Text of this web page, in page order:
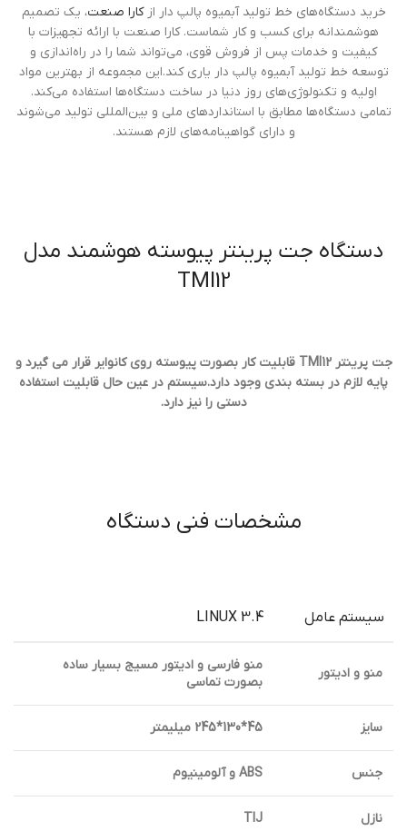
خرید دستگاه‌های خط تولید آبمیوه پالپ دار ازکارا صنعت، یک تصمیم
هوشمندانه برای کسب و کار شماست. کارا صنعت با ارائه تجهیزات با
کیفیت و خدمات پس از فروش قوی، می‌تواند شما را در راه‌اندازی و
توسعه خط تولید آبمیوه پالپ دار یاری کند.این مجموعه از بهترین مواد
اولیه و تکنولوژی‌های روز دنیا در ساخت دستگاه‌ها استفاده می‌کند.
تمامی دستگاه‌ها مطابق با استانداردهای ملی و بین‌المللی تولید می‌شوند
و دارای گواهینامه‌های لازم هستند.
دستگاه جت پرینتر پیوسته هوشمند مدل
TMI12
جت پرینتر TMI12 قابلیت کار بصورت پیوسته روی کانوایر قرار می گیرد و
پایه لازم در بسته بندی وجود دارد.سیستم در عین حال قابلیت استفاده
دستی را نیز دارد.
مشخصات فنی دستگاه
سیستم عامل LINUX 3.4
منو و ادیتور
منو فارسی و ادیتور مسیج بسیار ساده
بصورت تماسی
سایز 45*130*245 میلیمتر
جنس ABS و آلومینیوم
نازل TIJ